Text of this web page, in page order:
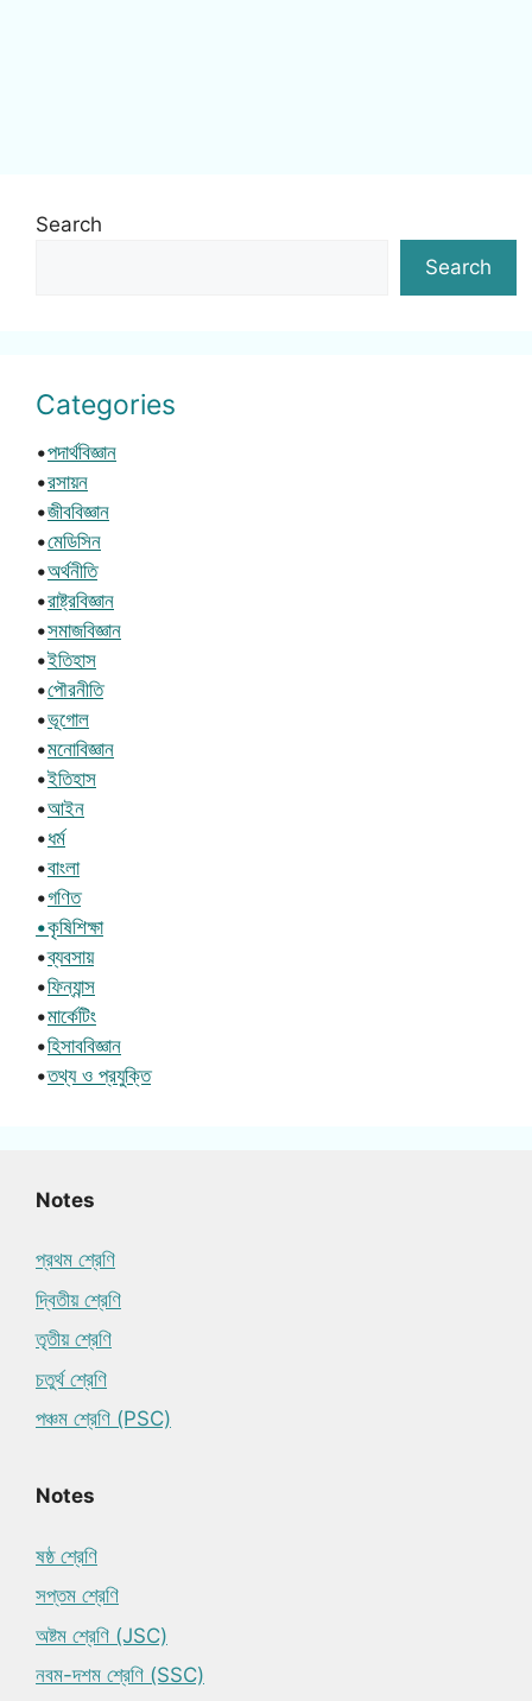
Search
Search
Categories
•পদার্থবিজ্ঞান
•রসায়ন
•জীববিজ্ঞান
•মেডিসিন
•অর্থনীতি
•রাষ্ট্রবিজ্ঞান
•সমাজবিজ্ঞান
•ইতিহাস
•পৌরনীতি
•ভূগোল
•মনোবিজ্ঞান
•ইতিহাস
•আইন
•ধর্ম
•বাংলা
•গণিত
•কৃষিশিক্ষা
•ব্যবসায়
•ফিন্যান্স
•মার্কেটিং
•হিসাববিজ্ঞান
•তথ্য ও প্রযুক্তি
Notes
প্রথম শ্রেণি
দ্বিতীয় শ্রেণি
তৃতীয় শ্রেণি
চতুর্থ শ্রেণি
পঞ্চম শ্রেণি (PSC)
Notes
ষষ্ঠ শ্রেণি
সপ্তম শ্রেণি
অষ্টম শ্রেণি (JSC)
নবম-দশম শ্রেণি (SSC)